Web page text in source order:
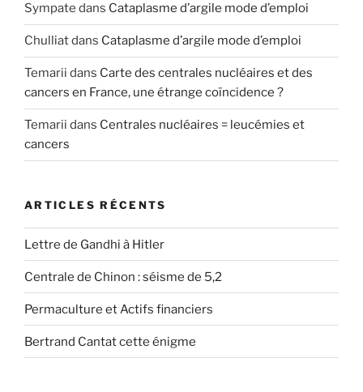
Sympate dans Cataplasme d’argile mode d’emploi
Chulliatdans Cataplasme d’argile mode d’emploi
Temarii dans Carte des centrales nucléaires et des
cancers en France, une étrange coïncidence ?
Temarii dans Centrales nucléaires = leucémies et
cancers
ARTICLES RÉCENTS
Lettre de Gandhi à Hitler
Centrale de Chinon : séisme de 5,2
Permaculture et Actifs financiers
Bertrand Cantat cette énigme